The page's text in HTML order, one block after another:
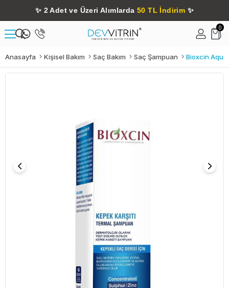
✨ 2 Adet ve Üzeri Alımlarda 50 TL İndirim ✨
0
Anasayfa Kişisel Bakım Saç Bakım Saç Şampuan Bioxcin Aqua